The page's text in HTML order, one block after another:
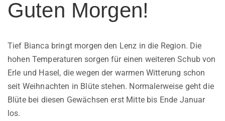
Guten Morgen!
Tief Bianca bringt morgen den Lenz in die Region. Die
hohen Temperaturen sorgen für einen weiteren Schub von
Erle und Hasel, die wegen der warmen Witterung schon
seit Weihnachten in Blüte stehen. Normalerweise geht die
Blüte bei diesen Gewächsen erst Mitte bis Ende Januar
los.